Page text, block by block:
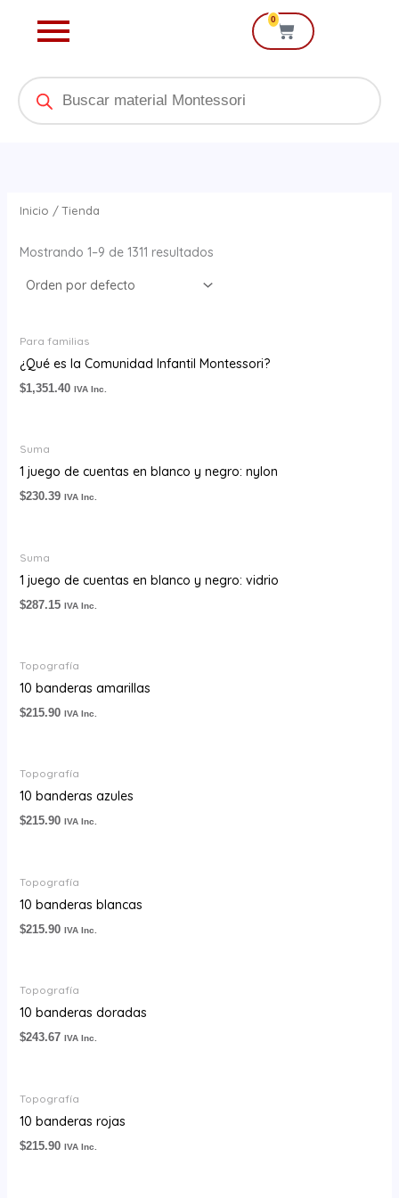
0
Cart
Products
search
Inicio / Tienda
Mostrando 1–9 de 1311 resultados
Para familias
¿Qué es la Comunidad Infantil Montessori?
$1,351.40 IVA Inc.
Suma
1 juego de cuentas en blanco y negro: nylon
$230.39 IVA Inc.
Suma
1 juego de cuentas en blanco y negro: vidrio
$287.15 IVA Inc.
Topografía
10 banderas amarillas
$215.90 IVA Inc.
Topografía
10 banderas azules
$215.90 IVA Inc.
Topografía
10 banderas blancas
$215.90 IVA Inc.
Topografía
10 banderas doradas
$243.67 IVA Inc.
Topografía
10 banderas rojas
$215.90 IVA Inc.